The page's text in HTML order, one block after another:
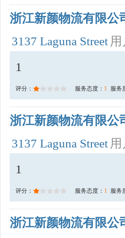
浙江新颜物流有限公
3137 Laguna Street
1
评分： 服务态度： 1 服务
浙江新颜物流有限公
3137 Laguna Street
1
评分： 服务态度： 1 服务
浙江新颜物流有限公